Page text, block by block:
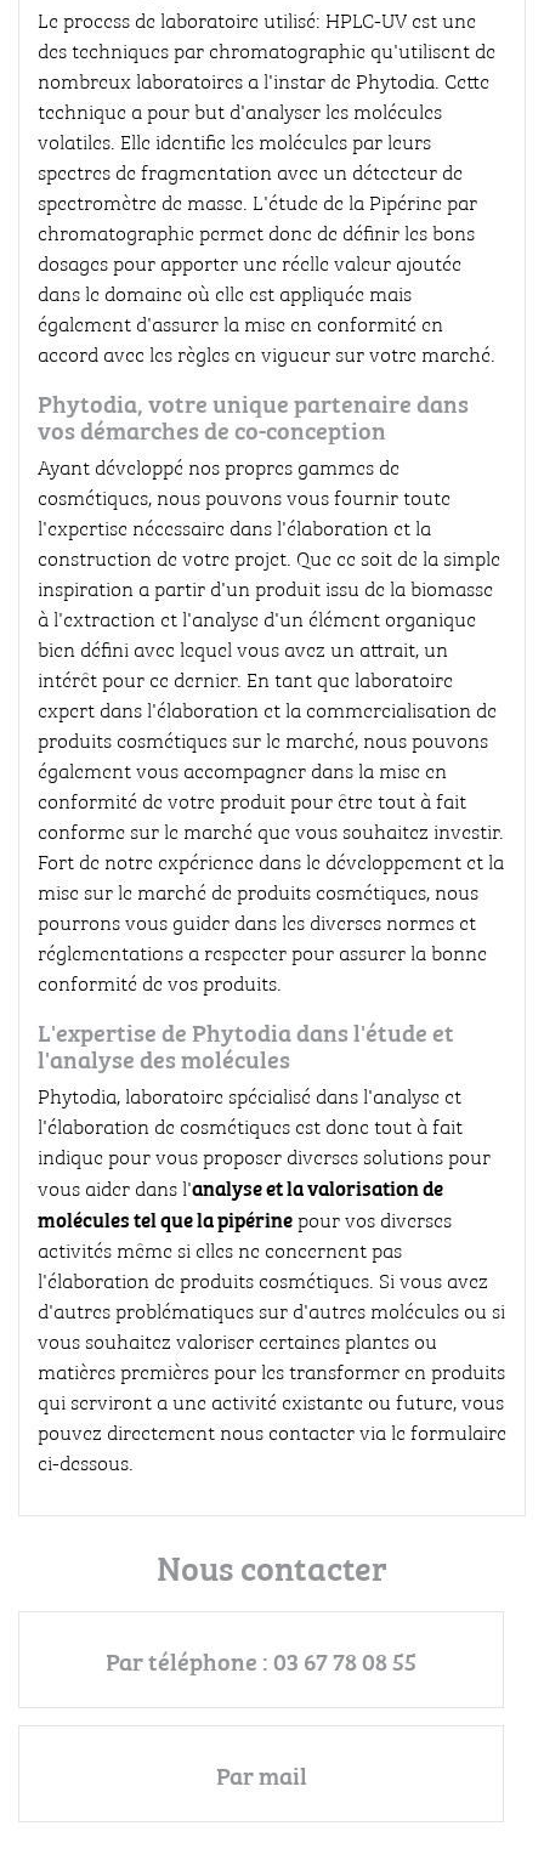
Le process de laboratoire utilisé: HPLC-UV est une
des techniques par chromatographie qu'utilisent de
nombreux laboratoires a l'instar de Phytodia. Cette
technique a pour but d'analyser les molécules
volatiles. Elle identifie les molécules par leurs
spectres de fragmentation avec un détecteur de
spectromètre de masse. L'étude de la Pipérine par
chromatographie permet donc de définir les bons
dosages pour apporter une réelle valeur ajoutée
dans le domaine où elle est appliquée mais
également d'assurer la mise en conformité en
accord avec les règles en vigueur sur votre marché.
Phytodia, votre unique partenaire dans
vos démarches de co-conception
Ayant développé nos propres gammes de
cosmétiques, nous pouvons vous fournir toute
l'expertise nécessaire dans l'élaboration et la
construction de votre projet. Que ce soit de la simple
inspiration a partir d'un produit issu de la biomasse
à l'extraction et l'analyse d'un élément organique
bien défini avec lequel vous avez un attrait, un
intérêt pour ce dernier. En tant que laboratoire
expert dans l'élaboration et la commercialisation de
produits cosmétiques sur le marché, nous pouvons
également vous accompagner dans la mise en
conformité de votre produit pour être tout à fait
conforme sur le marché que vous souhaitez investir.
Fort de notre expérience dans le développement et la
mise sur le marché de produits cosmétiques, nous
pourrons vous guider dans les diverses normes et
réglementations a respecter pour assurer la bonne
conformité de vos produits.
L'expertise de Phytodia dans l'étude et
l'analyse des molécules
Phytodia, laboratoire spécialisé dans l'analyse et
l'élaboration de cosmétiques est donc tout à fait
indique pour vous proposer diverses solutions pour
vous aider dans l'analyse et la valorisation de
molécules tel que la pipérinepour vos diverses
activités même si elles ne concernent pas
l'élaboration de produits cosmétiques. Si vous avez
d'autres problématiques sur d'autres molécules ou si
vous souhaitez valoriser certaines plantes ou
matières premières pour les transformer en produits
qui serviront a une activité existante ou future, vous
pouvez directement nous contacter via le formulaire
ci-dessous.
Nous contacter
Par téléphone : 03 67 78 08 55
Par mail